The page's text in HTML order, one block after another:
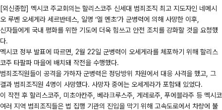
[외신종합] 멕시코 주교회의는 할리스코주 신세대 범죄조직 최고 지도자인 네메시
오 루벤 오세게라 세르반테스, 일명 ‘엘 멘초’가 군병력에 의해 사망한 이후,
신자들에게 국내 평화를 위한 기도에 더욱 힘쓰고 안전 조치를 강화할 것을 요청했
다.
멕시코 정부 발표에 따르면, 2월 22일 군병력이 오세게라를 체포하기 위해 할리스
코주 타팔파 마을에 배치돼 작전을 수행했다.
범죄조직원들이 공격을 가하자 군병력은 정당방위 차원에서 대응 사격을 했고, 그
결과 범죄조직원 4명이 사망했다. 사망자 중에는 오세게라가 포함돼 있었다.
이 작전 후 할리스코주, 미초아칸주, 베라크루스주, 게레로주, 푸에블라주 등 멕시코
여러 지역 범죄조직들은 법 집행 기관의 진입을 막기 위해 고속도로에서 차량에 불